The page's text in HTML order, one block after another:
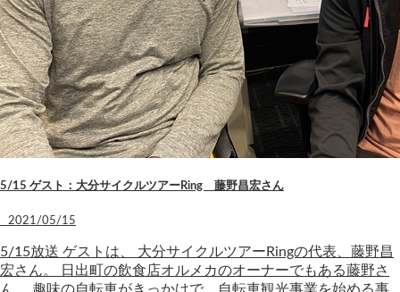
5/15 ゲスト：大分サイクルツアーRing 藤野昌宏さん
2021/05/15
5/15放送 ゲストは、 大分サイクルツアーRingの代表、藤野昌
宏さん。 日出町の飲食店オルメカのオーナーでもある藤野さ